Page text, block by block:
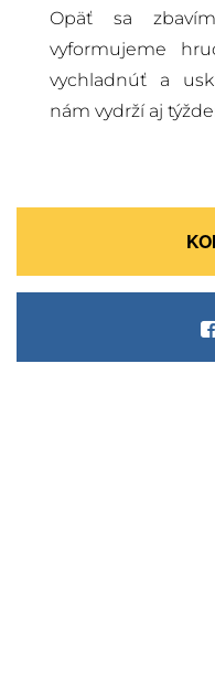
Opäť sa
vyformujeme
vychladnúť a
nám vydrží aj